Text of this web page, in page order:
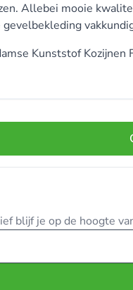
Allebei mooie
Kunststof Kozijnen
blijf je op de hoogte